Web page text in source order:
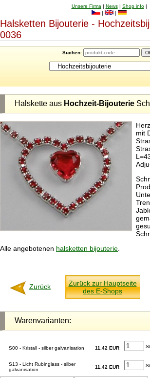
Unsere Firma | News| Shop info|
|
|
Halsketten Bijouterie -
0036
Suchen:
Halskette aus Hochzeit-Bijouterie
mit
Alle angebotenen halsketten bijouterie
Zurück
Zurück zur Hauptseite
des E-Shops
Warenvarianten:
S00 - Kristall - silber galvanisation 11.42 EUR
S13 - Licht Rubinglass - silber
galvanisation
11.42 EUR